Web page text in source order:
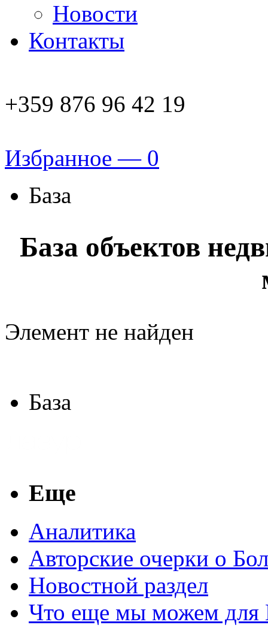
Новости
Контакты
+359 876 96 42 19
Избранное — 0
База
База объектов
Элемент не найден
База
Еще
Аналитика
Авторские очерки о
Новостной раздел
Что еще мы можем для